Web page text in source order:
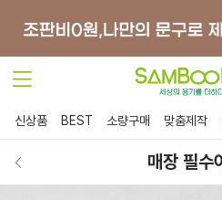
신상품 BEST 소량구매 맞춤제작
매장 필수